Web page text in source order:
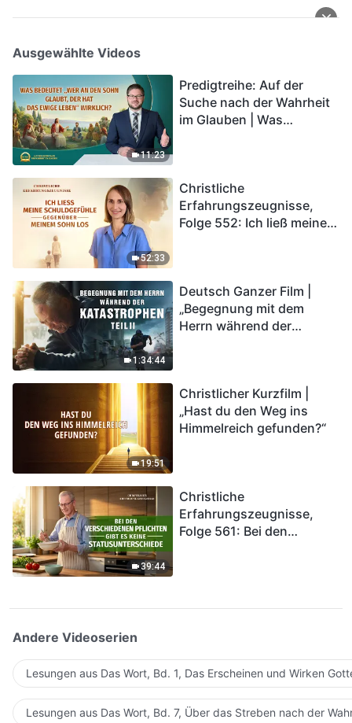
Ausgewählte Videos
11:23
Predigtreihe: Auf der
Suche nach der Wahrheit
im Glauben | Was
52:33
Christliche
Erfahrungszeugnisse,
Folge 552: Ich ließ meine
1:34:44
Deutsch Ganzer Film |
„Begegnung mit dem
Herrn während der
in das Königreich Gottes
eintreten?
19:51
Christlicher Kurzfilm |
„Hast du den Weg ins
Himmelreich gefunden?“
39:44
Christliche
Erfahrungszeugnisse,
Folge 561: Bei den
Andere Videoserien
Lesungen aus Das Wort, Bd. 1, Das Erscheinen und Wirken
Lesungen aus Das Wort, Bd. 7, Über das Streben nach der